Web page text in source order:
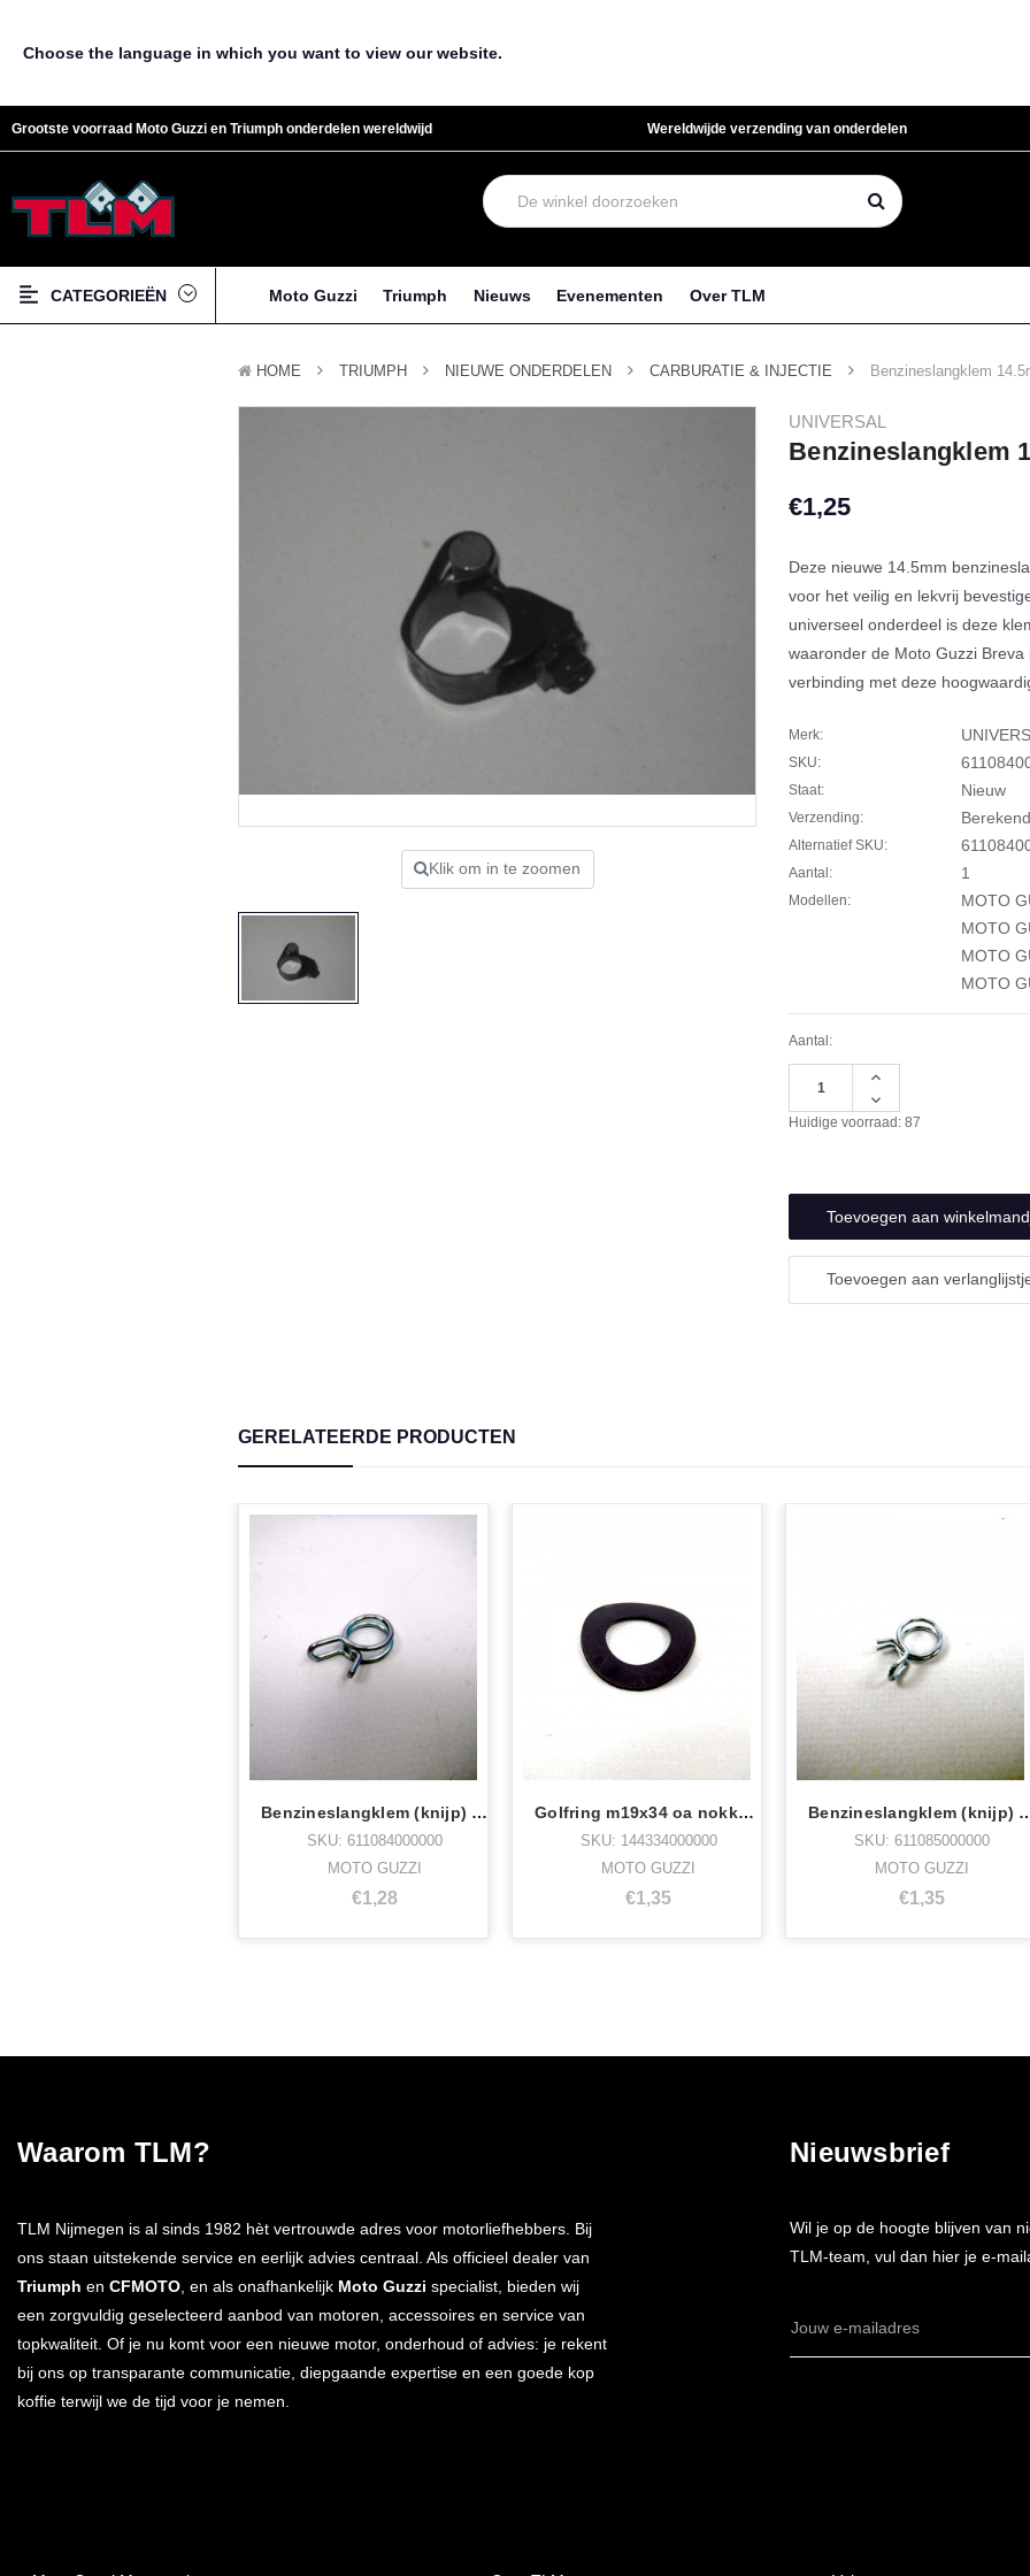
Choose the language in which you want to view our website.
Grootste voorraad Moto Guzzi en Triumph onderdelen wereldwijd Wereldwijde verzending van onderdelen
CATEGORIEËN Moto Guzzi Triumph Nieuws Evenementen Over TLM
HOME TRIUMPH NIEUWE ONDERDELEN CARBURATIE & INJECTIE Benzineslangklem
Klik om in te zoomen
UNIVERSAL
Benzineslangklem
€1,25
Deze nieuwe 14.5mm
voor het veilig en lekvrij
universeel onderdeel is deze
waaronder de Moto Guzzi
verbinding met deze
Merk:
SKU:
Staat: Nieuw
Verzending:
Alternatief SKU:
Aantal: 1
Modellen:
MOTO
MOTO
MOTO
MOTO
Aantal:
Hoeveelheid
van
undefined
Hoeveelheid
verlagen
van
Huidige voorraad: 87
Toevoegen aan
GERELATEERDE PRODUCTEN
Benzineslangklem (knijp) 11mm uitwendig
SKU: 611084000000
MOTO GUZZI
€1,28
Golfring m19x34 oa nokkenas/middenbok
SKU: 144334000000
MOTO GUZZI
€1,35
Benzineslangklem
SKU: 611085000000
MOTO GUZZI
€1,35
Waarom TLM?
TLM Nijmegen is al sinds 1982 hèt vertrouwde adres voor motorliefhebbers. Bij
ons staan uitstekende service en eerlijk advies centraal. Als officieel dealer van
Triumph en CFMOTO , en als onafhankelijk Moto Guzzi specialist, bieden wij
een zorgvuldig geselecteerd aanbod van motoren, accessoires en service van
topkwaliteit. Of je nu komt voor een nieuwe motor, onderhoud of advies: je rekent
bij ons op transparante communicatie, diepgaande expertise en een goede kop
koffie terwijl we de tijd voor je nemen.
Nieuwsbrief
Wil je op de hoogte blijven van
TLM-team, vul dan hier je e-
E-